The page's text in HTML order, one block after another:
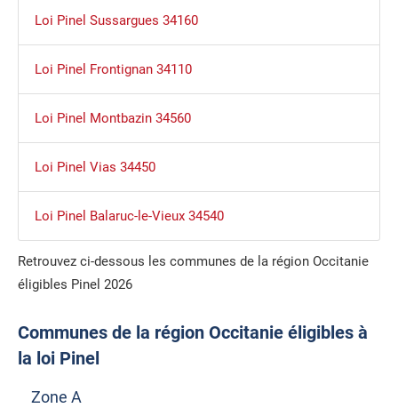
Loi Pinel Sussargues 34160
Loi Pinel Frontignan 34110
Loi Pinel Montbazin 34560
Loi Pinel Vias 34450
Loi Pinel Balaruc-le-Vieux 34540
Retrouvez ci-dessous les communes de la région Occitanie
éligibles Pinel 2026
Communes de la région Occitanie éligibles à
la loi Pinel
Zone A